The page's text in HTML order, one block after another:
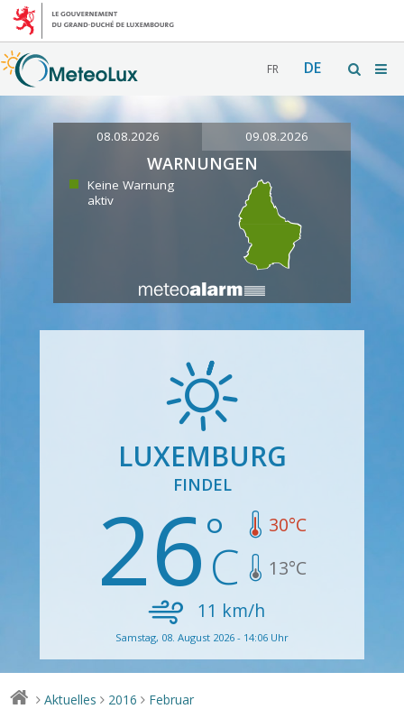
FR DE
08.08.2026 09.08.2026
WARNUNGEN
Keine Warnung
aktiv
LUXEMBURG
FINDEL
26 30°C
13°C
11 km/h
Samstag, 08. August 2026 - 14:06 Uhr
> Aktuelles > 2016 > Februar